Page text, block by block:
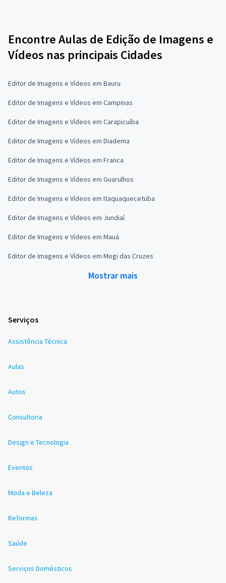
Encontre Aulas de Edição de Imagens e
Vídeos nas principais Cidades
Editor de Imagens e Vídeos em Bauru
Editor de Imagens e Vídeos em Campinas
Editor de Imagens e Vídeos em Carapicuíba
Editor de Imagens e Vídeos em Diadema
Editor de Imagens e Vídeos em Franca
Editor de Imagens e Vídeos em Guarulhos
Editor de Imagens e Vídeos em Itaquaquecetuba
Editor de Imagens e Vídeos em Jundiaí
Editor de Imagens e Vídeos em Mauá
Editor de Imagens e Vídeos em Mogi das Cruzes
Mostrar mais
Serviços
Assistência Técnica
Aulas
Autos
Consultoria
Design e Tecnologia
Eventos
Moda e Beleza
Reformas
Saúde
Serviços Domésticos